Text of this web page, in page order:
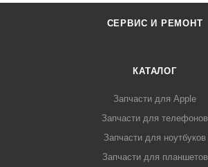
СЕРВИС И РЕМОНТ
КАТАЛОГ
Запчасти для Apple
Запчасти для телефонов
Запчасти для ноутбуков
Запчасти для планшетов